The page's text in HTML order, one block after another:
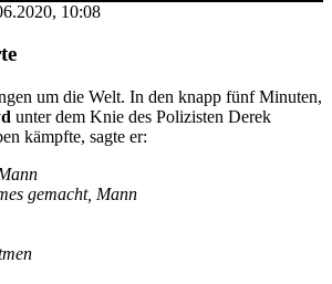
10:08
um die Welt. In den knapp fünf Minuten,
unter dem Knie des Polizisten Derek
kämpfte, sagte er:
gemacht, Mann